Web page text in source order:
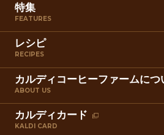
特集
FEATURES
レシピ
RECIPES
カルディコーヒーファームにつ
ABOUT US
カルディカード
KALDI CARD